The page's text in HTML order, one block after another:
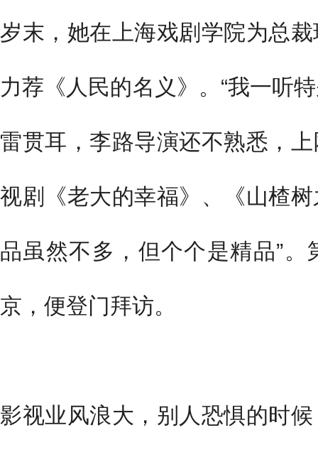
岁末，她在上海戏剧学院为总
力荐《人民的名义》。“我一听
雷贯耳，李路导演还不熟悉，
视剧《老大的幸福》、《山楂
品虽然不多，但个个是精品”
京，便登门拜访。
影视业风浪大，别人恐惧的时